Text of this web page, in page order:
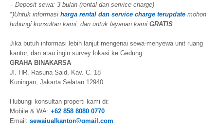
– Deposit sewa: 3 bulan (rental dan service charge)
*)Untuk informasi harga rental dan service charge terupdate mohon
hubungi konsultan kami, dan untuk layanan kami GRATIS
Jika butuh informasi lebih lanjut mengenai sewa-menyewa unit ruang
kantor, dan atau ingin survey lokasi ke Gedung:
GRAHA BINAKARSA
Jl. HR. Rasuna Said, Kav. C. 18
Kuningan, Jakarta Selatan 12940
Hubungi konsultan properti kami di:
Mobile & WA: +62 858 8080 0770
Email: sewajualkantor@gmail.com